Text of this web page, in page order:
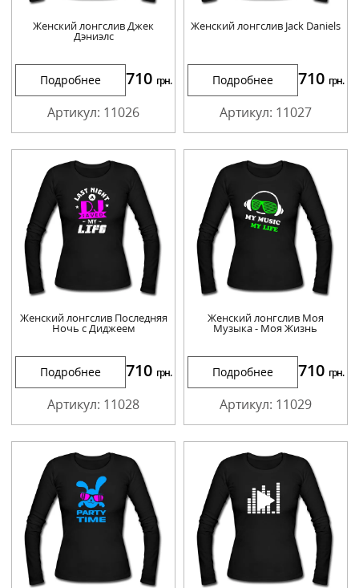
Женский лонгслив Джек
Дэниэлс
Подробнее 710 грн.
Артикул: 11026
Женский лонгслив Jack Daniels
Подробнее 710 грн.
Артикул: 11027
Женский лонгслив Последняя
Ночь с Диджеем
Подробнее 710 грн.
Артикул: 11028
Женский лонгслив Моя
Музыка - Моя Жизнь
Подробнее 710 грн.
Артикул: 11029